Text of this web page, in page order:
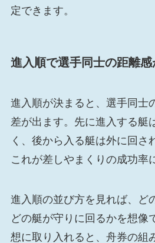
定できます。
進入順で選手同士の距離感
進入順が決まると、選手同士
差が出ます。先に進入する艇
く、後から入る艇は外に回さ
これが差しやまくりの成功率
進入順の並び方を見れば、ど
どの艇が守りに回るかを想像
想に取り入れると、舟券の組